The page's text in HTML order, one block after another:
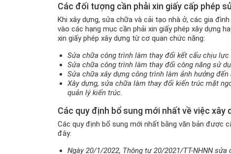
Các đối tượng cần phải xin giấy cấp phép
Khi xây dựng, sửa chữa và cải tạo nhà ở, các gia
vào các hạng mục cần phải xin giấy phép xây dựng
xin giấy phép xây dựng từ cơ quan chức năng:
Sửa chữa công trình làm thay đổi kết cấu chịu lực
Sửa chữa công trình làm thay đổi công năng sử
Sửa chữa xây dựng công trình làm ảnh hưởng
Xây dựng, sửa chữa làm thay đổi kiến trúc mặt
quản lý kiến trúc.
Các quy định bổ sung mới nhất về việc
Các quy định bổ sung mới nhất bằng văn bản được
đây:
Ngày 20/1/2022, Thông tư 20/2021/TT-NHNN